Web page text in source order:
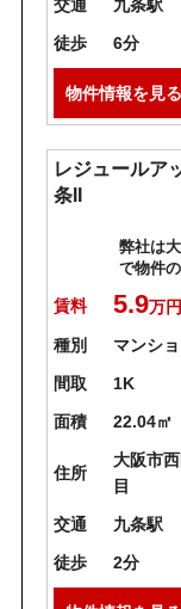
交通
九条駅
徒歩
6分
物件情報を見る
レジュールア
条II
弊社は
で物件
賃料 5.9万円
種別
マンシ
間取
1K
面積
22.04㎡
住所
大阪市
目
交通
九条駅
徒歩
2分